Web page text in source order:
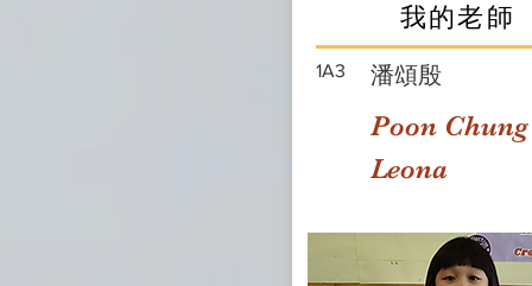
我的老師
1A3 潘頌殷
Poon
Leona